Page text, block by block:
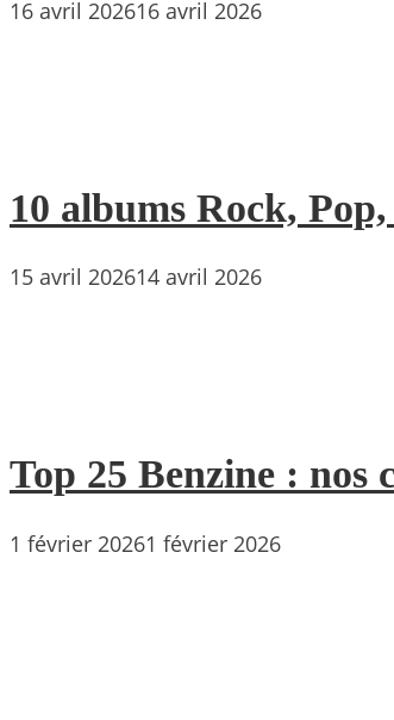
16 avril 202616 avril 2026
10 albums Rock,
15 avril 202614 avril 2026
Top 25 Benzine : nos
1 février 20261 février 2026